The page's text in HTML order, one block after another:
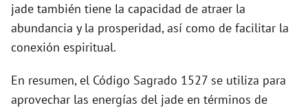
jade también tiene la capacidad de atraer la
abundancia y la prosperidad, así como de facilitar la
conexión espiritual.
En resumen, el Código Sagrado 1527 se utiliza para
aprovechar las energías del jade en términos de